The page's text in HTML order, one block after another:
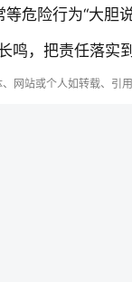
危险行为“大胆
鸣，把责任落实
网站或个人如转载、